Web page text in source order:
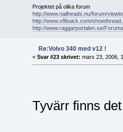
Projektet på olika forum
http://www.nailheads.nu/forum/
http://www.v8buick.com/
http://www.raggarportalen.se/
Re:Volvo 340 med v12 !
« Svar #23 skrivet: mars 23, 2006,
Tyvärr finns